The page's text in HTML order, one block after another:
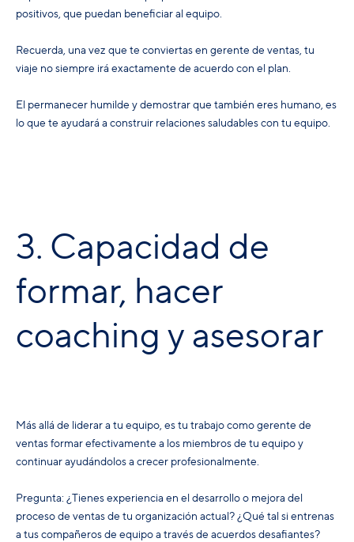
positivos, que puedan beneficiar al equipo.
Recuerda, una vez que te conviertas en gerente de ventas, tu
viaje no siempre irá exactamente de acuerdo con el plan.
El permanecer humilde y demostrar que también eres humano, es
lo que te ayudará a construir relaciones saludables con tu equipo.
3. Capacidad de
formar, hacer
coaching y asesorar
Más allá de liderar a tu equipo, es tu trabajo como gerente de
ventas formar efectivamente a los miembros de tu equipo y
continuar ayudándolos a crecer profesionalmente.
Pregunta: ¿Tienes experiencia en el desarrollo o mejora del
proceso de ventas de tu organización actual? ¿Qué tal si entrenas
a tus compañeros de equipo a través de acuerdos desafiantes?